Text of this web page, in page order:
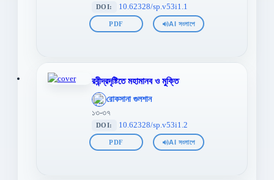
DOI: 10.62328/sp.v53i1.1
PDF AI সংলাপে
রবীন্দ্রদৃষ্টিতে মহামানব ও মুক্তি
';
};">
রোকসানা গুলশান
১৩-৩৭
DOI: 10.62328/sp.v53i1.2
PDF AI সংলাপে